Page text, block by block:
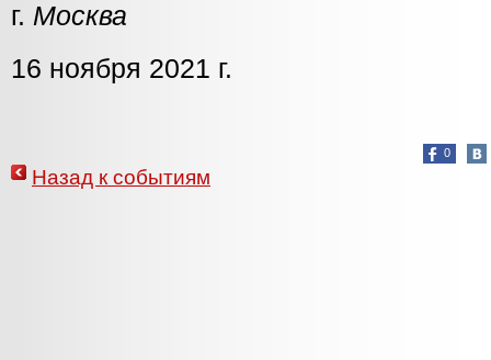
г. Москва
16 ноября 2021 г.
0
Назад к событиям